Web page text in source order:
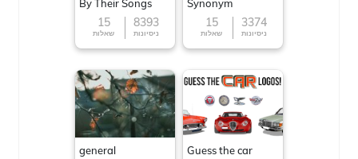
By Their Songs
15
שאלות
8393
ניסיונות
Synonym
15
שאלות
3374
ניסיונות
general
Guess the car